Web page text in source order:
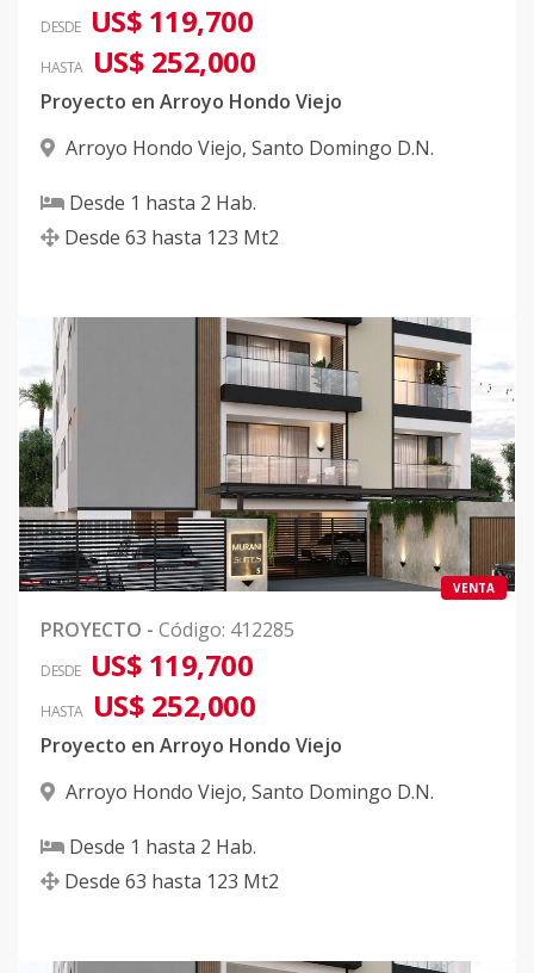
DESDE US$ 119,700
HASTA US$ 252,000
Proyecto en Arroyo Hondo Viejo
Arroyo Hondo Viejo, Santo Domingo D.N.
Desde 1 hasta 2 Hab.
Desde 63 hasta 123 Mt2
VENTA
PROYECTO - Código: 412285
DESDE US$ 119,700
HASTA US$ 252,000
Proyecto en Arroyo Hondo Viejo
Arroyo Hondo Viejo, Santo Domingo D.N.
Desde 1 hasta 2 Hab.
Desde 63 hasta 123 Mt2